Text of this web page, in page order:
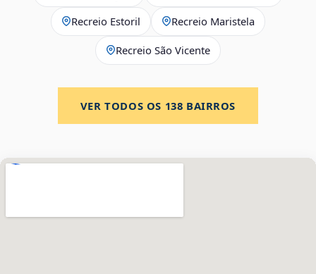
Recreio Estoril Recreio Maristela
Recreio São Vicente
VER TODOS OS 138 BAIRROS